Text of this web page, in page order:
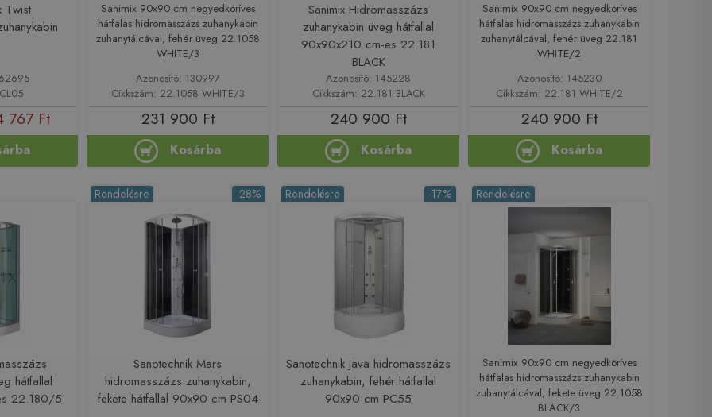
Twist
767 Ft
Sanimix 90x90 cm negyedköríves
hátfalas hidromasszázs zuhanykabin
zuhanytálcával, fehér üveg 22.1058
WHITE/3
Azonosító: 130997
Cikkszám: 22.1058 WHITE/3
231 900 Ft
Kosárba
Sanimix Hidromasszázs
zuhanykabin üveg hátfallal
90x90x210 cm-es 22.181
BLACK
Azonosító: 145228
Cikkszám: 22.181 BLACK
240 900 Ft
Kosárba
Sanimix 90x90 cm negyedköríves
hátfalas hidromasszázs zuhanykabin
zuhanytálcával, fehér üveg 22.181
WHITE/2
Azonosító: 145230
Cikkszám: 22.181 WHITE/2
240 900 Ft
Kosárba
hátfallal
22.180/5
-28%
Rendelésre
Sanotechnik Mars
hidromasszázs zuhanykabin,
fekete hátfallal 90x90 cm PS04
-17%
Rendelésre
Sanotechnik Java hidromasszázs
zuhanykabin, fehér hátfallal
90x90 cm PC55
Rendelésre
Sanimix 90x90 cm negyedköríves
hátfalas hidromasszázs zuhanykabin
zuhanytálcával, fekete üveg 22.1058
BLACK/3